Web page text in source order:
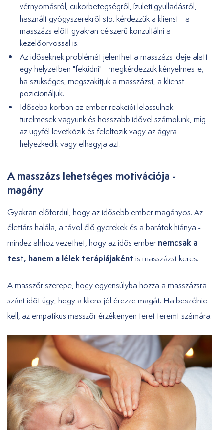
vérnyomásról, cukorbetegségről, ízületi gyulladásról,
használt gyógyszerekről stb. kérdezzük a klienst - a
masszázs előtt gyakran célszerű konzultálni a
kezelőorvossal is.
Az időseknek problémát jelenthet a masszázs ideje alatt
egy helyzetben "feküdni" - megkérdezzük kényelmes-e,
ha szükséges, megszakítjuk a masszázst, a klienst
pozicionáljuk.
Idősebb korban az ember reakciói lelassulnak –
türelmesek vagyunk és hosszabb idővel számolunk, míg
az ügyfél levetkőzik és felöltözik vagy az ágyra
helyezkedik vagy elhagyja azt.
A masszázs lehetséges motivációja -
magány
Gyakran előfordul, hogy az idősebb ember magányos. Az
élettárs halála, a távol élő gyerekek és a barátok hiánya -
mindez ahhoz vezethet, hogy az idős ember nemcsak a
test, hanem a lélek terápiájaként is masszázst keres.
A masszőr szerepe, hogy egyensúlyba hozza a masszázsra
szánt időt úgy, hogy a kliens jól érezze magát. Ha beszélnie
kell, az empatikus masszőr érzékenyen teret teremt számára.